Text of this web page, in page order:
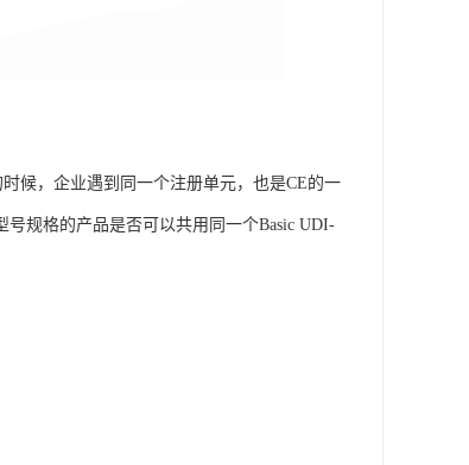
候，企业遇到同一个注册单元，也是CE的一
规格的产品是否可以共用同一个Basic UDI-